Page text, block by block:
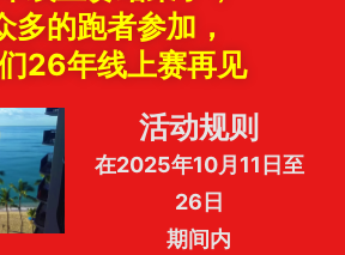
多的跑者参加，
26年线上赛再见
活动规则
在2025年10月11日至
26日
期间内